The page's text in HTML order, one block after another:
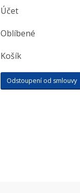
Účet
Oblíbené
Košík
Odstoupení od smlouvy